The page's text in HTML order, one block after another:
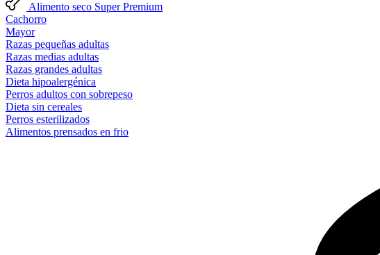
Alimento seco Super Premium
Cachorro
Mayor
Razas pequeñas adultas
Razas medias adultas
Razas grandes adultas
Dieta hipoalergénica
Perros adultos con sobrepeso
Dieta sin cereales
Perros esterilizados
Alimentos prensados en frio